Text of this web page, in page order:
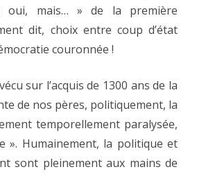
oui, mais… » de la première
dit, choix entre coup d’état
couronnée !
sur l’acquis de 1300 ans de la
de nos pères, politiquement, la
temporellement paralysée,
». Humainement, la politique et
sont pleinement aux mains de